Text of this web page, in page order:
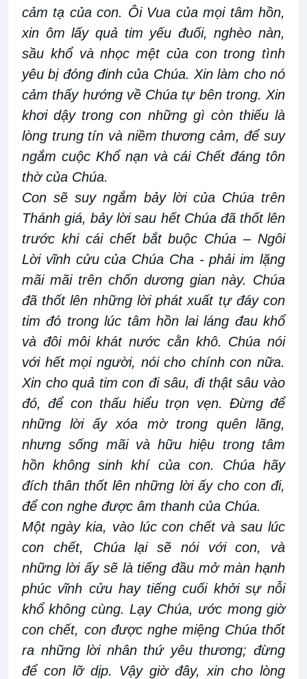
cảm tạ của con. Ôi Vua của mọi tâm hồn,
xin ôm lấy quả tim yếu đuối, nghèo nàn,
sầu khổ và nhọc mệt của con trong tình
yêu bị đóng đinh của Chúa. Xin làm cho nó
cảm thấy hướng về Chúa tự bên trong. Xin
khơi dậy trong con những gì còn thiếu là
lòng trung tín và niềm thương cảm, để suy
ngắm cuộc Khổ nạn và cái Chết đáng tôn
thờ của Chúa.
Con sẽ suy ngắm bảy lời của Chúa trên
Thánh giá, bảy lời sau hết Chúa đã thốt lên
trước khi cái chết bắt buộc Chúa – Ngôi
Lời vĩnh cửu của Chúa Cha - phải im lặng
mãi mãi trên chốn dương gian này. Chúa
đã thốt lên những lời phát xuất tự đáy con
tim đó trong lúc tâm hồn lai láng đau khổ
và đôi môi khát nước cằn khô. Chúa nói
với hết mọi người, nói cho chính con nữa.
Xin cho quả tim con đi sâu, đi thật sâu vào
đó, để con thấu hiểu trọn vẹn. Đừng để
những lời ấy xóa mờ trong quên lãng,
nhưng sống mãi và hữu hiệu trong tâm
hồn không sinh khí của con. Chúa hãy
đích thân thốt lên những lời ấy cho con đi,
để con nghe được âm thanh của Chúa.
Một ngày kia, vào lúc con chết và sau lúc
con chết, Chúa lại sẽ nói với con, và
những lời ấy sẽ là tiếng đầu mở màn hạnh
phúc vĩnh cửu hay tiếng cuối khởi sự nỗi
khổ không cùng. Lạy Chúa, ước mong giờ
con chết, con được nghe miệng Chúa thốt
ra những lời nhân thứ yêu thương; đừng
để con lỡ dịp. Vậy giờ đây, xin cho lòng